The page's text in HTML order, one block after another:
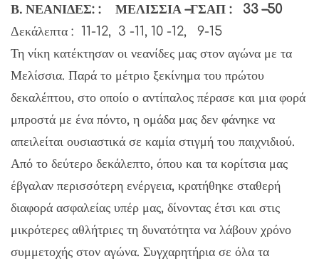
Β. ΝΕΑΝΙΔΕΣ: : ΜΕΛΙΣΣΙΑ –ΓΣΑΠ : 33 –50
Δεκάλεπτα : 11-12, 3 -11, 10 -12, 9-15
Τη νίκη κατέκτησαν οι νεανίδες μας στον αγώνα με τα
Μελίσσια. Παρά το μέτριο ξεκίνημα του πρώτου
δεκαλέπτου, στο οποίο ο αντίπαλος πέρασε και μια φορά
μπροστά με ένα πόντο, η ομάδα μας δεν φάνηκε να
απειλείται ουσιαστικά σε καμία στιγμή του παιχνιδιού.
Από το δεύτερο δεκάλεπτο, όπου και τα κορίτσια μας
έβγαλαν περισσότερη ενέργεια, κρατήθηκε σταθερή
διαφορά ασφαλείας υπέρ μας, δίνοντας έτσι και στις
μικρότερες αθλήτριες τη δυνατότητα να λάβουν χρόνο
συμμετοχής στον αγώνα. Συγχαρητήρια σε όλα τα